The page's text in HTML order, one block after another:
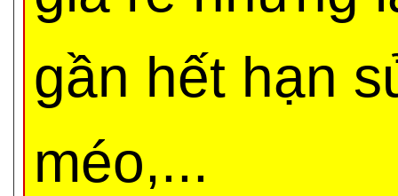
gần hết hạn
méo,...